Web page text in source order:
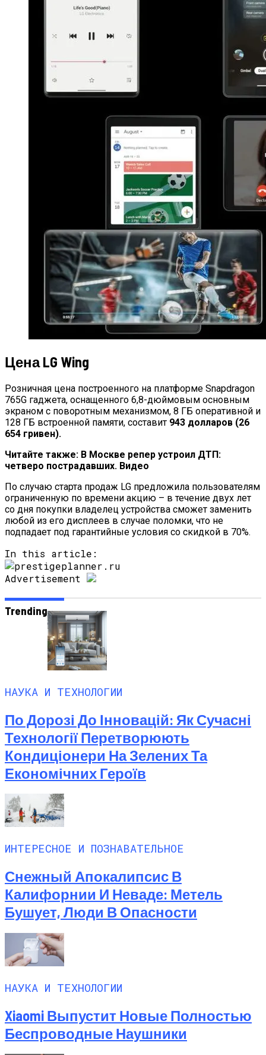
Цена LG Wing
Розничная цена построенного на платформе Snapdragon
765G гаджета, оснащенного 6,8-дюймовым основным
экраном с поворотным механизмом, 8 ГБ оперативной и
128 ГБ встроенной памяти, составит 943 долларов (26
654 гривен).
Читайте также: В Москве репер устроил ДТП:
четверо пострадавших. Видео
По случаю старта продаж LG предложила пользователям
ограниченную по времени акцию – в течение двух лет
со дня покупки владелец устройства сможет заменить
любой из его дисплеев в случае поломки, что не
подпадает под гарантийные условия со скидкой в 70%.
In this article:
Advertisement
Trending
НАУКА И ТЕХНОЛОГИИ
По Дорозі До Інновацій: Як Сучасні
Технології Перетворюють
Кондиціонери На Зелених Та
Економічних Героїв
ИНТЕРЕСНОЕ И ПОЗНАВАТЕЛЬНОЕ
Снежный Апокалипсис В
Калифорнии И Неваде: Метель
Бушует, Люди В Опасности
НАУКА И ТЕХНОЛОГИИ
Xiaomi Выпустит Новые Полностью
Беспроводные Наушники